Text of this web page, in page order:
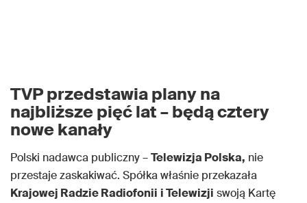
TVP przedstawia plany na
najbliższe pięć lat – będą cztery
nowe kanały
Polski nadawca publiczny –Telewizja Polska, nie
przestaje zaskakiwać. Spółka właśnie przekazała
Krajowej Radzie Radiofonii i Telewizji swoją Kartę